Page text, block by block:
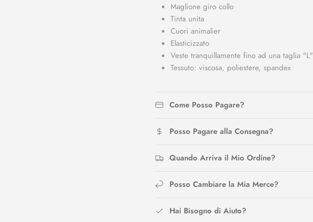
Maglione giro collo
Tinta unita
Cuori animalier
Elasticizzato
Veste tranquillamente fino ad una taglia "L"
Tessuto: viscosa, poliestere, spandex
Come Posso Pagare?
Posso Pagare alla Consegna?
Quando Arriva il Mio Ordine?
Posso Cambiare la Mia Merce?
Hai Bisogno di Aiuto?